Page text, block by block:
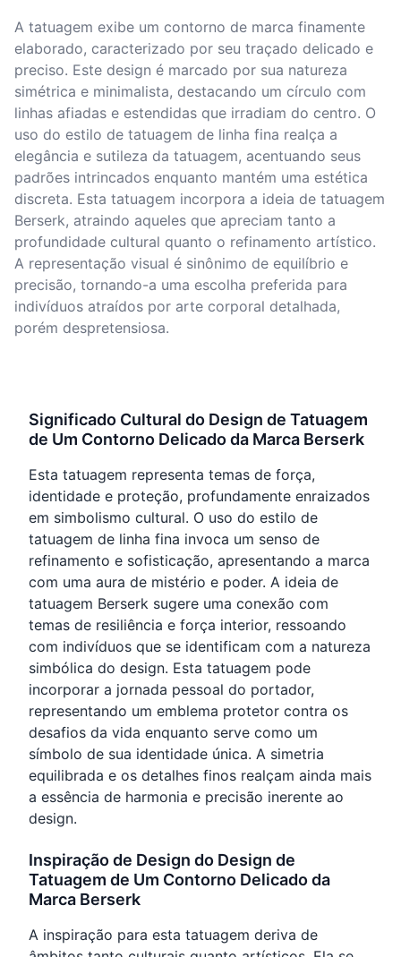
A tatuagem exibe um contorno de marca finamente
elaborado, caracterizado por seu traçado delicado e
preciso. Este design é marcado por sua natureza
simétrica e minimalista, destacando um círculo com
linhas afiadas e estendidas que irradiam do centro. O
uso do estilo de tatuagem de linha fina realça a
elegância e sutileza da tatuagem, acentuando seus
padrões intrincados enquanto mantém uma estética
discreta. Esta tatuagem incorpora a ideia de tatuagem
Berserk, atraindo aqueles que apreciam tanto a
profundidade cultural quanto o refinamento artístico.
A representação visual é sinônimo de equilíbrio e
precisão, tornando-a uma escolha preferida para
indivíduos atraídos por arte corporal detalhada,
porém despretensiosa.
Significado Cultural do Design de Tatuagem
de Um Contorno Delicado da Marca Berserk
Esta tatuagem representa temas de força,
identidade e proteção, profundamente enraizados
em simbolismo cultural. O uso do estilo de
tatuagem de linha fina invoca um senso de
refinamento e sofisticação, apresentando a marca
com uma aura de mistério e poder. A ideia de
tatuagem Berserk sugere uma conexão com
temas de resiliência e força interior, ressoando
com indivíduos que se identificam com a natureza
simbólica do design. Esta tatuagem pode
incorporar a jornada pessoal do portador,
representando um emblema protetor contra os
desafios da vida enquanto serve como um
símbolo de sua identidade única. A simetria
equilibrada e os detalhes finos realçam ainda mais
a essência de harmonia e precisão inerente ao
design.
Inspiração de Design do Design de
Tatuagem de Um Contorno Delicado da
Marca Berserk
A inspiração para esta tatuagem deriva de